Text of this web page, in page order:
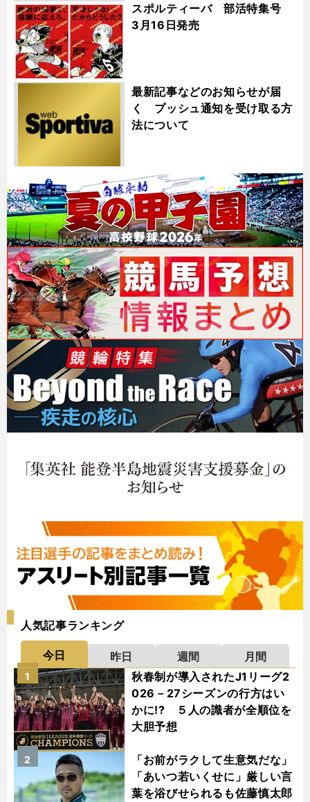
スポルティーバ 部活特集号
3月16日発売
最新記事などのお知らせが届
く プッシュ通知を受け取る方
法について
人気記事ランキング
今日 昨日 週間
月間
秋春制が導入されたJ1リーグ2
026－27シーズンの行方はい
かに!? ５人の識者が全順位を
大胆予想
1
「お前がラクして生意気だな」
「あいつ若いくせに」厳しい言
葉を浴びせられるも佐藤慎太郎
2